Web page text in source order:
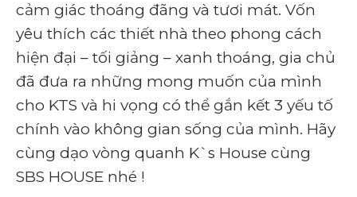
cảm giác thoáng đãng và tươi mát. Vốn
yêu thích các thiết nhà theo phong cách
hiện đại – tối giảng – xanh thoáng, gia chủ
đã đưa ra những mong muốn của mình
cho KTS và hi vọng có thể gắn kết 3 yếu tố
chính vào không gian sống của mình. Hãy
cùng dạo vòng quanh K`s House cùng
SBS HOUSE nhé !